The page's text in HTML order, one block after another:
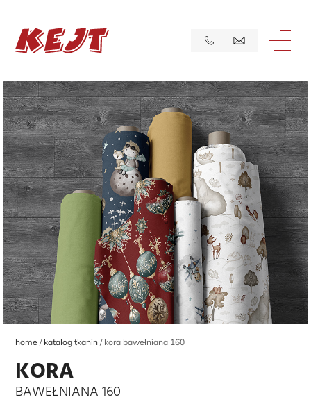
home katalog tkanin kora bawełniana 160
KORA
BAWEŁNIANA 160